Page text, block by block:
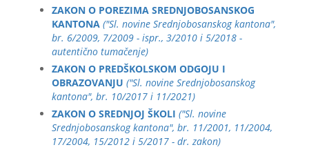
ZAKON O POREZIMA SREDNJOBOSANSKOG
KANTONA ("Sl. novine Srednjobosanskog kantona",
br. 6/2009, 7/2009 - ispr., 3/2010 i 5/2018 -
autentično tumačenje)
ZAKON O PREDŠKOLSKOM ODGOJU I
OBRAZOVANJU ("Sl. novine Srednjobosanskog
kantona", br. 10/2017 i 11/2021)
ZAKON O SREDNJOJ ŠKOLI ("Sl. novine
Srednjobosanskog kantona", br. 11/2001, 11/2004,
17/2004, 15/2012 i 5/2017 - dr. zakon)